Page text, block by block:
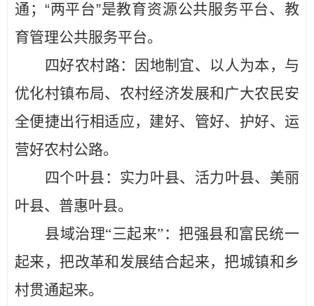
通；“两平台”是教育资源公共服务平台、教
育管理公共服务平台。
四好农村路： 因地制宜、以人为本，与
优化村镇布局、农村经济发展和广大农民安
全便捷出行相适应，建好、管好、护好、运
营好农村公路。
四个叶县： 实力叶县、活力叶县、美丽
叶县、普惠叶县。
县域治理“三起来”： 把强县和富民统一
起来，把改革和发展结合起来，把城镇和乡
村贯通起来。